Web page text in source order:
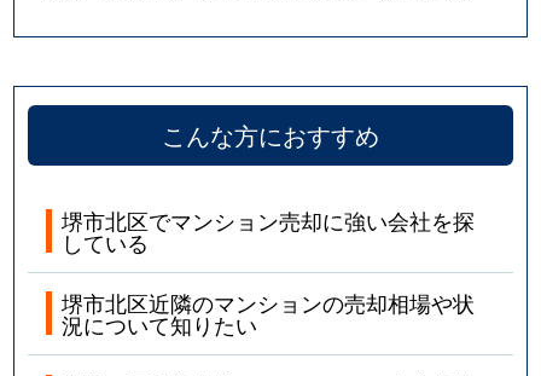
こんな方におすすめ
堺市北区でマンション売却に強い会社を探
している
堺市北区近隣のマンションの売却相場や状
況について知りたい